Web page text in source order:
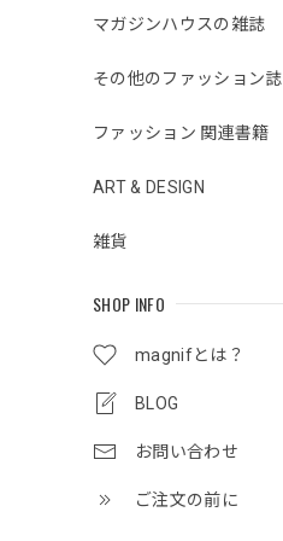
マガジンハウスの雑誌
その他のファッション誌
ファッション 関連書籍
ART & DESIGN
雑貨
SHOP INFO
magnifとは？
BLOG
お問い合わせ
ご注文の前に